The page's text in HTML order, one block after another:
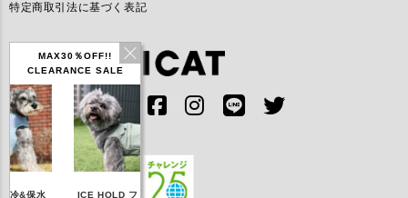
MAX30％OFF!!
CLEARANCE SALE
ICE HOLD フィッシ
IDOG ICE HOLD ネ
特定商取引法に基づく表記